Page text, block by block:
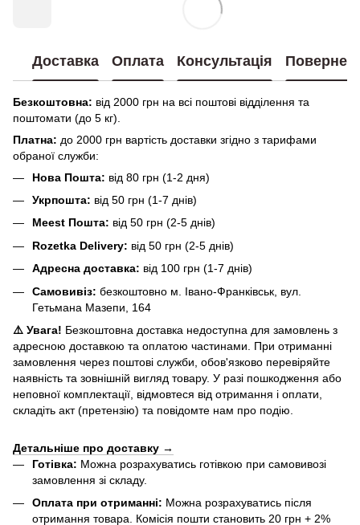
Доставка Оплата Консультація
Безкоштовна: від 2000 грн на всі поштові відділення та
поштомати (до 5 кг).
Платна: до 2000 грн вартість доставки згідно з тарифами
обраної служби:
Нова Пошта: від 80 грн (1-2 дня)
Укрпошта: від 50 грн (1-7 днів)
Meest Пошта: від 50 грн (2-5 днів)
Rozetka Delivery: від 50 грн (2-5 днів)
Адресна доставка: від 100 грн (1-7 днів)
Самовивіз: безкоштовно м. Івано-Франківськ, вул.
Гетьмана Мазепи, 164
⚠️ Увага! Безкоштовна доставка недоступна для замовлень з
адресною доставкою та оплатою частинами. При отриманні
замовлення через поштові служби, обов'язково перевіряйте
наявність та зовнішній вигляд товару. У разі пошкодження або
неповної комплектації, відмовтеся від отримання і оплати,
складіть акт (претензію) та повідомте нам про подію.
Детальніше про доставку →
Готівка: Можна розрахуватись готівкою при самовивозі
замовлення зі складу.
Оплата при отриманні: Можна розрахуватись після
отримання товара. Комісія пошти становить 20 грн + 2%